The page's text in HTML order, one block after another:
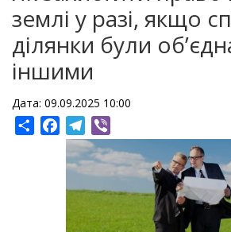
землі у разі, якщо
ділянки були
іншими
Дата: 09.09.2025 10:00
ShareFacebookTelegram